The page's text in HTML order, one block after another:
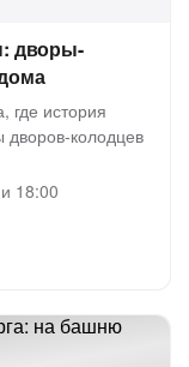
дворы-
где история
дворов-колодцев
18:00